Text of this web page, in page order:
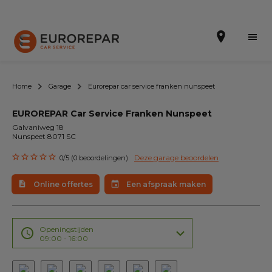
Een afspraak maken
Online offertes
EUREPAR Pech Service
Onze occasions
Over ons
Home Garage Eurorepar car service franken nunspeet
EUROREPAR Car Service Franken Nunspeet
Galvaniweg 18
Nunspeet 8071 SC
0/5 (0 beoordelingen) Deze garage beoordelen
Online offertes Een afspraak maken
Openingstijden
09:00 - 16:00